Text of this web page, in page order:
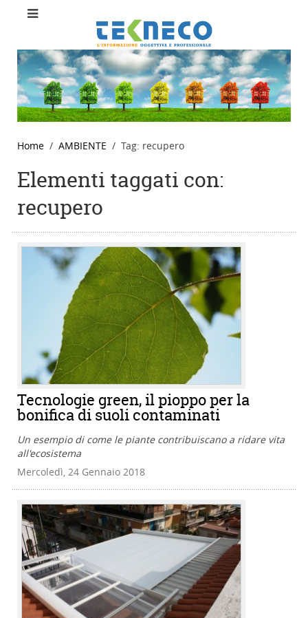
Home AMBIENTE Tag: recupero
Elementi taggati con:
recupero
Tecnologie green, il pioppo per la
bonifica di suoli contaminati
Un esempio di come le piante contribuiscano a ridare vita
all'ecosistema
Mercoledì, 24 Gennaio 2018